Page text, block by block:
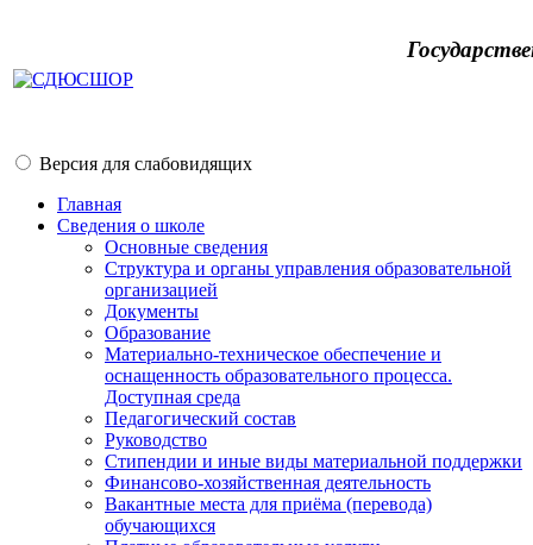
Версия для слабовидящих
Главная
Сведения о школе
Основные сведения
Структура и органы управления образовательной
организацией
Документы
Образование
Материально-техническое обеспечение и
оснащенность образовательного процесса.
Доступная среда
Педагогический состав
Руководство
Стипендии и иные виды материальной поддержки
Финансово-хозяйственная деятельность
Вакантные места для приёма (перевода)
обучающихся